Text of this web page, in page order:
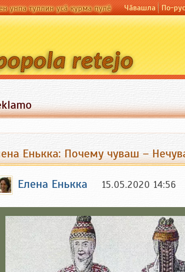
унпа туллин усӑ курма пулӗ Чӑвашла По-
Енькка: Почему чуваш –
Елена Енькка 15.05.2020 14:56